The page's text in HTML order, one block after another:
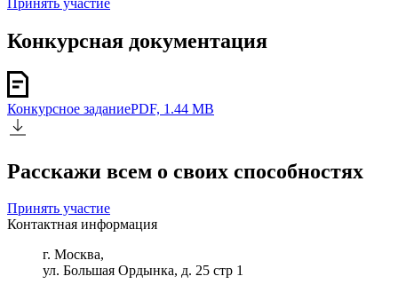
Конкурсная документация
Конкурсное заданиеPDF, 1.44 MB
Расскажи всем о своих способностях
Принять участие
Контактная информация
г. Москва,
ул. Большая Ордынка, д. 25 стр 1